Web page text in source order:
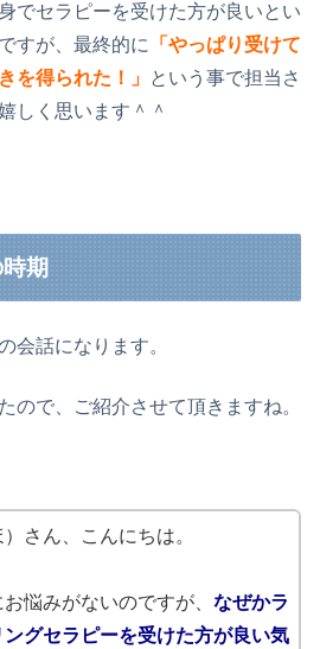
でセラピーを受けた方が良いとい
すが、最終的に 「やっぱり受けて
を得られた！」 という事で担当さ
しく思います＾＾
期
会話になります。
ので、ご紹介させて頂きますね。
さん、こんにちは。
悩みがないのですが、 なぜかラ
ングセラピーを受けた方が良い気